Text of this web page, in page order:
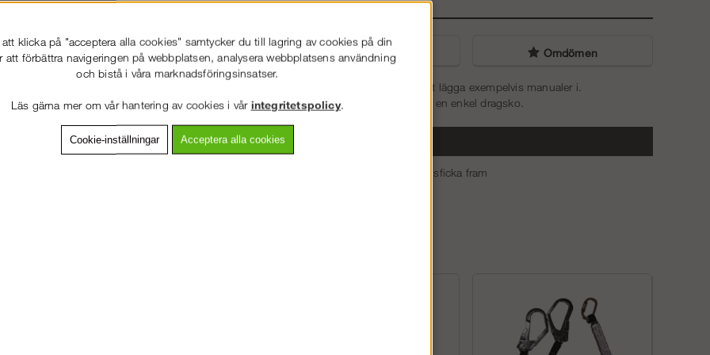
Detaljerad info Vanliga frågor Omdömen
liter med dubbla axelremmar. På framsidan finns det en praktisk genomskinlig ficka att lägga exempelvis manualer i.
och går utmärkt med ett fallskyddspaket och några extra produkter i. Stängningen är en enkel dragsko.
Storlek Färg
Dragsko, förvaringsficka fram
klicka på "acceptera alla cookies" samtycker du till lagring av cookies på din
att förbättra navigeringen på webbplatsen, analysera webbplatsens användning
och bistå i våra marknadsföringsinsatser.
Läs gärna mer om vår hantering av cookies i vår integritetspolicy.
Cookie-inställningar Acceptera alla cookies